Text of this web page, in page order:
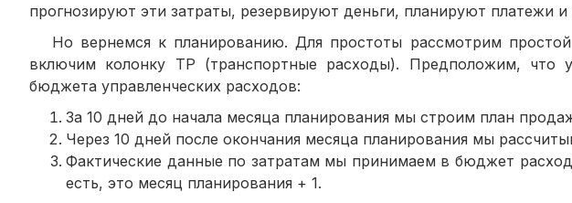
прогнозируют эти затраты, резервируют деньги, планируют платежи и
Но вернемся к планированию. Для простоты рассмотрим
включим колонку ТР (транспортные расходы). Предположим, что
бюджета управленческих расходов:
За 10 дней до начала месяца планирования мы строим план
Через 10 дней после окончания месяца планирования мы
Фактические данные по затратам мы принимаем в бюджет
есть, это месяц планирования + 1.